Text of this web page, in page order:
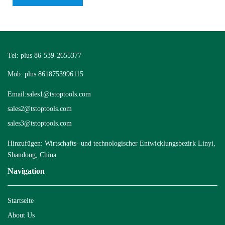
Tel: plus 86-539-2655377
Mob: plus 8618753996115
Email:sales1@tstoptools.com
sales2@tstoptools.com
sales3@tstoptools.com
Hinzufügen: Wirtschafts- und technologischer Entwicklungsbezirk Linyi,
Shandong, China
Navigation
Startseite
About Us